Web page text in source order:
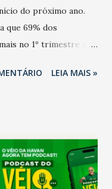
do próximo ano.
que 69% dos
no 1º trimestre de
56% também
pagamento do 13º
já que o
dos anos recentes.
LEIA MAIS »